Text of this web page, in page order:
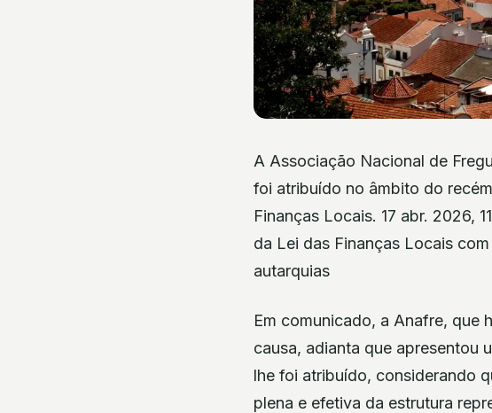
A Associação Nacional de
foi atribuído no âmbito do
Finanças Locais. 17 abr. 2026,
da Lei das Finanças Locais
autarquias
Em comunicado, a Anafre, que
causa, adianta que apresentou
lhe foi atribuído, considerando
plena e efetiva da estrutura